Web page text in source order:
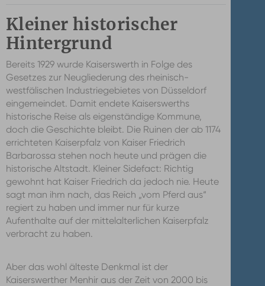
Kleiner historischer
Hintergrund
Bereits 1929 wurde Kaiserswerth in Folge des
Gesetzes zur Neugliederung des rheinisch-
westfälischen Industriegebietes von Düsseldorf
eingemeindet. Damit endete Kaiserswerths
historische Reise als eigenständige Kommune,
doch die Geschichte bleibt. Die Ruinen der ab 1174
errichteten Kaiserpfalz von Kaiser Friedrich
Barbarossa stehen noch heute und prägen die
historische Altstadt. Kleiner Sidefact: Richtig
gewohnt hat Kaiser Friedrich da jedoch nie. Heute
sagt man ihm nach, das Reich „vom Pferd aus“
regiert zu haben und immer nur für kurze
Aufenthalte auf der mittelalterlichen Kaiserpfalz
verbracht zu haben.
Aber das wohl älteste Denkmal ist der
Kaiserswerther Menhir aus der Zeit von 2000 bis